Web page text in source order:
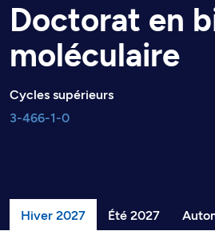
Doctorat en
moléculaire
Cycles supérieurs
3-466-1-0
Hiver 2027 Été 2027